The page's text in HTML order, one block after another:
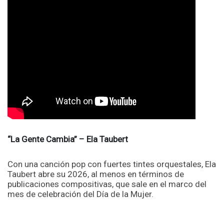
“La Gente Cambia” – Ela Taubert
Con una canción pop con fuertes tintes orquestales, Ela
Taubert abre su 2026, al menos en términos de
publicaciones compositivas, que sale en el marco del
mes de celebración del Día de la Mujer.